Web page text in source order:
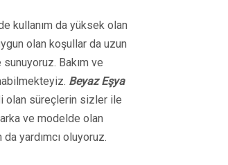
kullanım da yüksek olan
olan koşullar da uzun
Bakım ve
Beyaz Eşya
olan süreçlerin sizler ile
ve modelde olan
yardımcı oluyoruz.